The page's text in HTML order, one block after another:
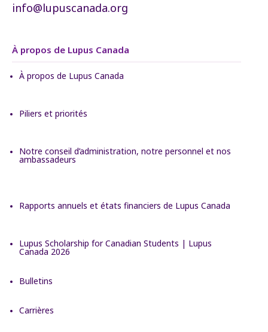
info@lupuscanada.org
À propos de Lupus Canada
À propos de Lupus Canada
Piliers et priorités
Notre conseil d’administration, notre personnel et nos
ambassadeurs
Rapports annuels et états financiers de Lupus Canada
Lupus Scholarship for Canadian Students | Lupus
Canada 2026
Bulletins
Carrières